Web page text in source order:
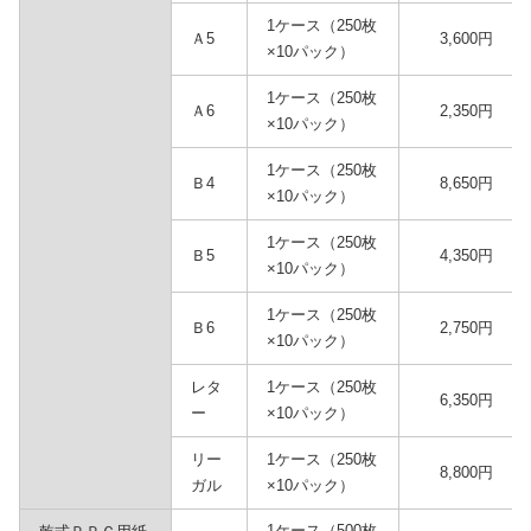
Ａ5
1ケース（250枚
×10パック）
3,600円
Ａ6
1ケース（250枚
×10パック）
2,350円
Ｂ4
1ケース（250枚
×10パック）
8,650円
Ｂ5
1ケース（250枚
×10パック）
4,350円
Ｂ6
1ケース（250枚
×10パック）
2,750円
レタ
ー
1ケース（250枚
×10パック）
6,350円
リー
ガル
1ケース（250枚
×10パック）
8,800円